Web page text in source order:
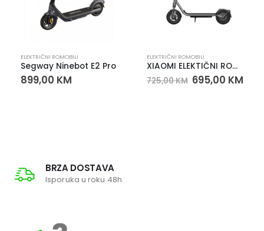
ELEKTRIČNI ROMOBILI
Segway Ninebot E2 Pro
899,00 KM
ELEKTRIČNI ROMOBILI
XIAOMI ELEKTIČNI ROMOBIL 6 LITE
725,00KM 695,00 KM
BRZA DOSTAVA
Isporuka u roku 48h